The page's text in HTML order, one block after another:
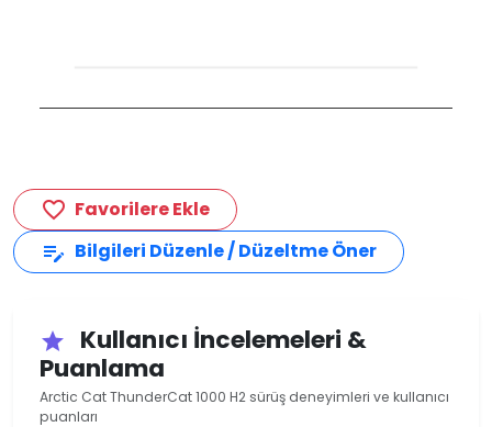
favorite_border Favorilere Ekle
edit_note Bilgileri Düzenle / Düzeltme Öner
star
Kullanıcı İncelemeleri &
Puanlama
Arctic Cat ThunderCat 1000 H2 sürüş deneyimleri ve kullanıcı
puanları